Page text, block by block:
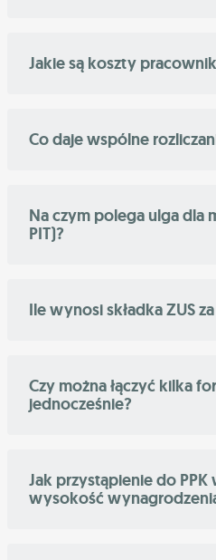
Jakie są koszty
Co daje wspólne
Na czym polega ulga dla
PIT)?
Ile wynosi składka ZUS
Czy można łączyć kilka
jednocześnie?
Jak przystąpienie do PPK
wysokość